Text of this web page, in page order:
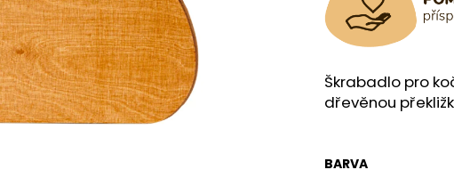
Škrabadlo pro
dřevěnou
BARVA